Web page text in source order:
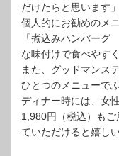
だけたらと思います」
個人的にお勧めのメ
「煮込みハンバー
な味付けで食べやす
また、グッドマンス
ひとつのメニューで
ディナー時には、女
1,980円（税込）も
ていただけると嬉し